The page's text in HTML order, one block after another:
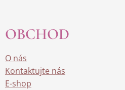
OBCHOD
O nás
Kontaktujte nás
E-shop